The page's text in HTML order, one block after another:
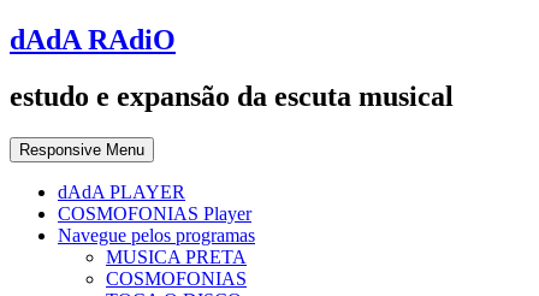
dAdA RAdiO
estudo e expansão da escuta musical
Responsive Menu
dAdA PLAYER
COSMOFONIAS Player
Navegue pelos programas
MUSICA PRETA
COSMOFONIAS